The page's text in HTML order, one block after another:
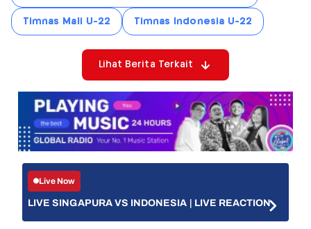
Timnas Mali U-22 Timnas Indonesia U-22
Lihat Berita Terkait
Live Now
LIVE SINGAPURA VS INDONESIA | LIVE REACTION